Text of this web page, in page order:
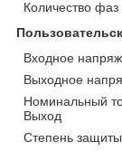
Количество фаз
Входное
Выходное
Номинальный
Выход
Степень